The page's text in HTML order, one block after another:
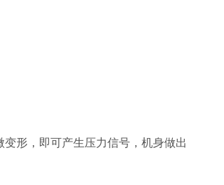
形，即可产生压力信号，机身做出